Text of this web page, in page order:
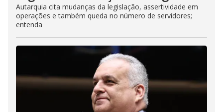
Autarquia cita mudanças da legislação, assertividade em
operações e também queda no número de servidores;
entenda